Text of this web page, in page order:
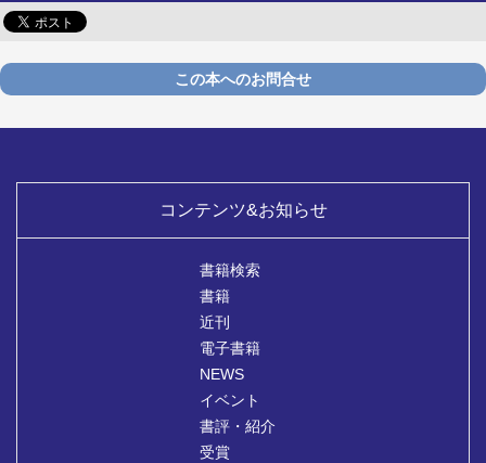
この本へのお問合せ
コンテンツ&お知らせ
書籍検索
書籍
近刊
電子書籍
NEWS
イベント
書評・紹介
受賞